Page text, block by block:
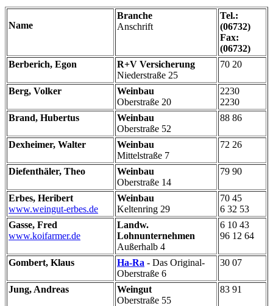
Name
Branche
Anschrift
Tel.:
(06732)
Fax:
(06732)
Berberich, Egon
R+V Versicherung
Niederstraße 25
70 20
Berg, Volker
Weinbau
Oberstraße 20
2230
2230
Brand, Hubertus
Weinbau
Oberstraße 52
88 86
Dexheimer, Walter
Weinbau
Mittelstraße 7
72 26
Diefenthäler, Theo
Weinbau
Oberstraße 14
79 90
Erbes, Heribert
www.weingut-erbes.de
Weinbau
Keltenring 29
70 45
6 32 53
Gasse, Fred
www.koifarmer.de
Landw.
Lohnunternehmen
Außerhalb 4
6 10 43
96 12 64
Gombert, Klaus Ha-Ra - Das Original-
Oberstraße 6
30 07
Jung, Andreas
Weingut
Oberstraße 55
83 91